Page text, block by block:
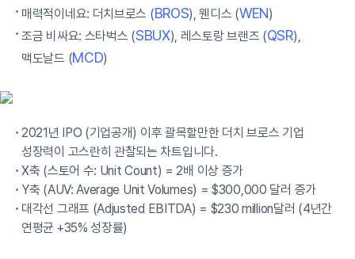
매력적이네요: 더치브로스 (BROS), 웬디스 (WEN)
조금 비싸요: 스타벅스 (SBUX), 레스토랑 브랜즈 (QSR),
맥도날드 (MCD)
2021년 IPO (기업공개) 이후 괄목할만한 더치 브로스 기업
성장력이 고스란히 관찰되는 차트입니다.
X축 (스토어 수: Unit Count) = 2배 이상 증가
Y축 (AUV: Average Unit Volumes) = $300,000 달러 증가
대각선 그래프 (Adjusted EBITDA) = $230 million달러 (4년간
연평균 +35% 성장률)